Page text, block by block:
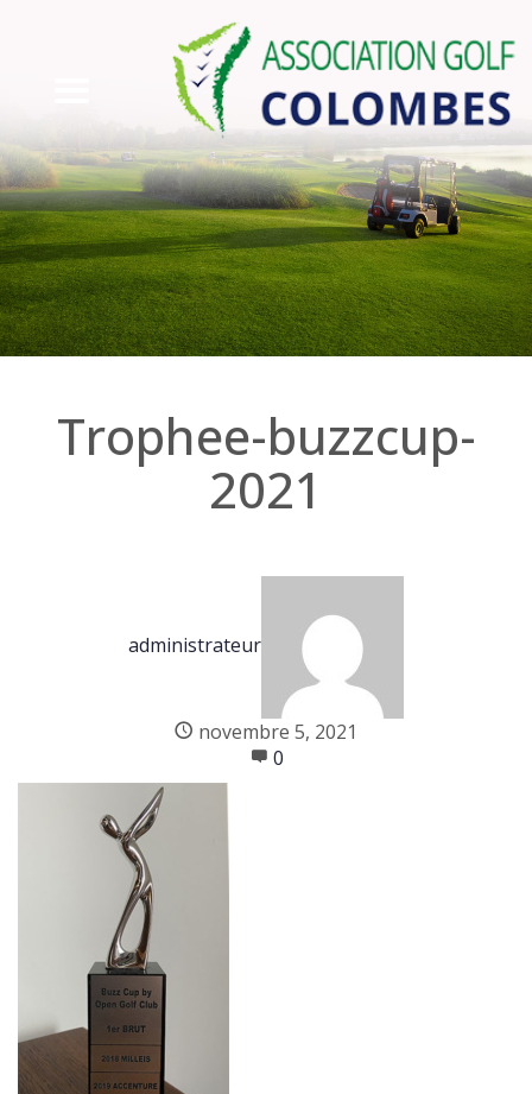
trophee-buzzcup-
2021
administrateur
novembre 5, 2021
0